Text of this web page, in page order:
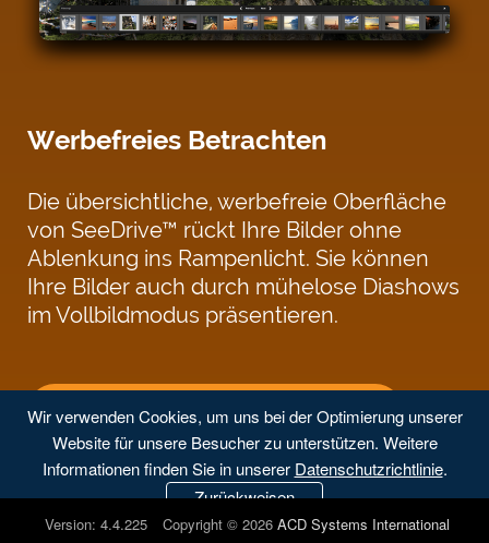
Werbefreies Betrachten
Die übersichtliche, werbefreie Oberfläche
von SeeDrive™ rückt Ihre Bilder ohne
Ablenkung ins Rampenlicht. Sie können
Ihre Bilder auch durch mühelose Diashows
im Vollbildmodus präsentieren.
KOSTENLOSE TESTVERSION STARTEN
Version: 4.4.225 Copyright © 2026 ACD Systems International
Wir verwenden Cookies, um uns bei der Optimierung unserer
Website für unsere Besucher zu unterstützen. Weitere
Informationen finden Sie in unserer Datenschutzrichtlinie.
Zurückweisen